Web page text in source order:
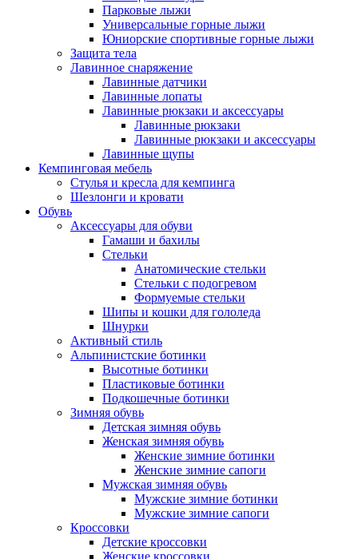
Парковые лыжи
Универсальные горные лыжи
Юниорские спортивные горные лыжи
Защита тела
Лавинное снаряжение
Лавинные датчики
Лавинные лопаты
Лавинные рюкзаки и аксессуары
Лавинные рюкзаки
Лавинные рюкзаки и аксессуары
Лавинные щупы
Кемпинговая мебель
Стулья и кресла для кемпинга
Шезлонги и кровати
Обувь
Аксессуары для обуви
Гамаши и бахилы
Стельки
Анатомические стельки
Стельки с подогревом
Формуемые стельки
Шипы и кошки для гололеда
Шнурки
Активный стиль
Альпинистские ботинки
Высотные ботинки
Пластиковые ботинки
Подкошечные ботинки
Зимняя обувь
Детская зимняя обувь
Женская зимняя обувь
Женские зимние ботинки
Женские зимние сапоги
Мужская зимняя обувь
Мужские зимние ботинки
Мужские зимние сапоги
Кроссовки
Детские кроссовки
Женские кроссовки